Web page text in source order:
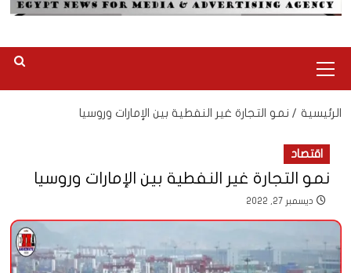
الرئيسية
الرئيسية نمو التجارة غير النفطية بين الإمارات وروسيا
اقتصاد
نمو التجارة غير النفطية بين الإمارات وروسيا
ديسمبر 27, 2022